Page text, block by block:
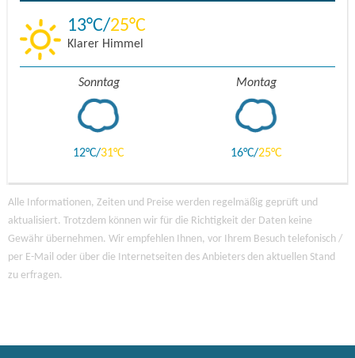
13 25
Klarer Himmel
Sonntag
12 31
Montag
16 25
Alle Informationen, Zeiten und Preise werden regelmäßig geprüft und
aktualisiert. Trotzdem können wir für die Richtigkeit der Daten keine
Gewähr übernehmen. Wir empfehlen Ihnen, vor Ihrem Besuch telefonisch /
per E-Mail oder über die Internetseiten des Anbieters den aktuellen Stand
zu erfragen.